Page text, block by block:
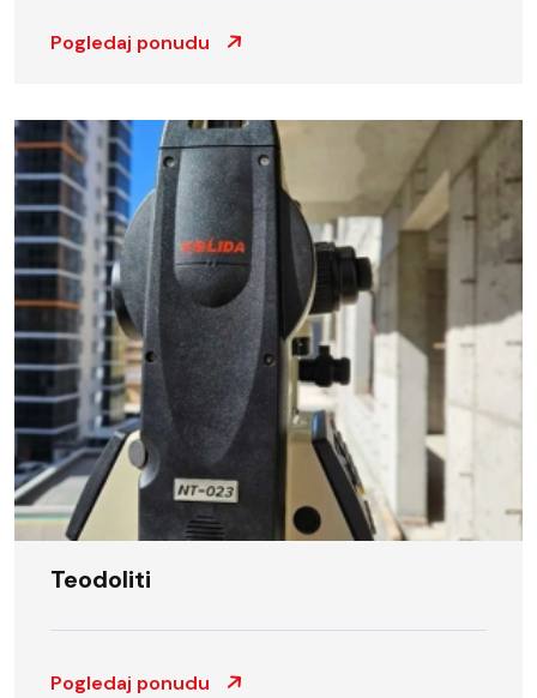
Pogledaj ponudu
Teodoliti
Pogledaj ponudu